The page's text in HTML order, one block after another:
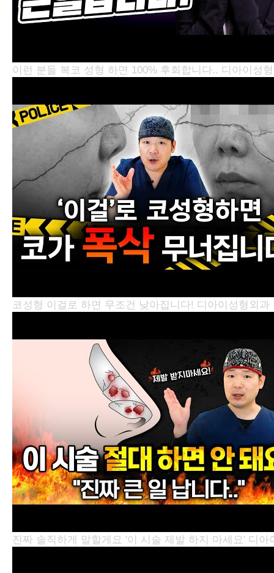
이런 분들 복코 성형 하면 100% 후회합니다.. 디아이성
코성형 이걸로 하면 무조건 낮아집니다! 디아이성형외과
진짜 솔직하게 말할게요 '이 시술 제발 하지 마세요' 디아